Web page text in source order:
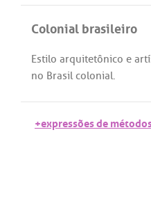
Colonial brasileiro
Estilo arquitetônico e
no Brasil colonial.
+expressões de